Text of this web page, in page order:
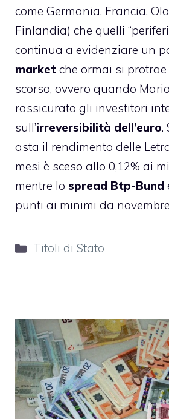
come Germania, Francia,
Finlandia) che quelli
continua a evidenziare un
market che ormai si
scorso, ovvero quando
rassicurato gli investitori
sull’irreversibilità dell’euro.
asta il rendimento delle
mesi è sceso allo 0,12% ai
mentre lo spread Btp-Bund
punti ai minimi da
Categorie
Titoli di Stato